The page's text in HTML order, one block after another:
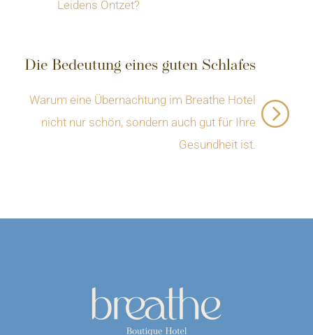
Leidens Ontzet?
Die Bedeutung eines guten Schlafes
Warum eine Übernachtung im Breathe Hotel
nicht nur schön, sondern auch gut für Ihre
Gesundheit ist.